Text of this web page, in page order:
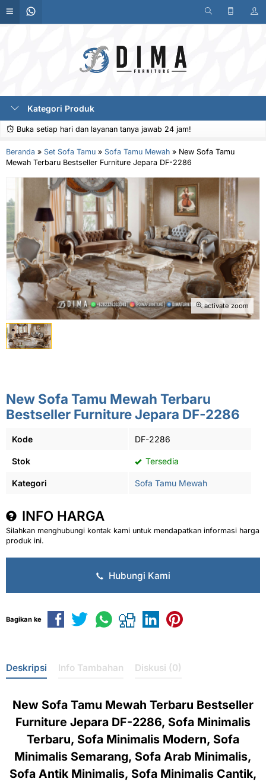
Kategori Produk
Buka setiap hari dan layanan tanya jawab 24 jam!
Beranda » Set Sofa Tamu » Sofa Tamu Mewah » New Sofa Tamu
Mewah Terbaru Bestseller Furniture Jepara DF-2286
activate zoom
New Sofa Tamu Mewah Terbaru
Bestseller Furniture Jepara DF-2286
Kode DF-2286
Stok Tersedia
Kategori Sofa Tamu Mewah
INFO HARGA
Silahkan menghubungi kontak kami untuk mendapatkan informasi harga
produk ini.
Hubungi Kami
Bagikan ke
Deskripsi Info Tambahan Diskusi (0)
New Sofa Tamu Mewah Terbaru Bestseller
Furniture Jepara DF-2286, Sofa Minimalis
Terbaru, Sofa Minimalis Modern, Sofa
Minimalis Semarang, Sofa Arab Minimalis,
Sofa Antik Minimalis, Sofa Minimalis Cantik,